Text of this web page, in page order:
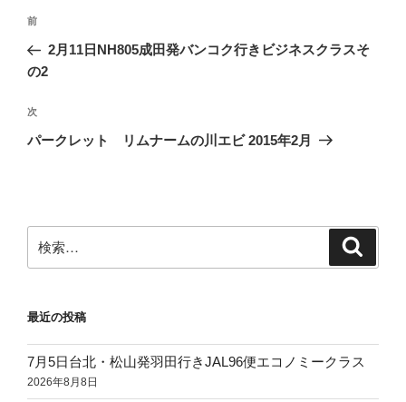
投
ナ
ゲ
ー
前
の
投
前
2月11日NH805成田発バンコク行きビジネスクラスそ
の2
次
の
次
パークレット リムナームの川エビ 2015年2月
索:
最近の投稿
7月5日台北・松山発羽田行きJAL96便エコノミークラス
2026年8月8日